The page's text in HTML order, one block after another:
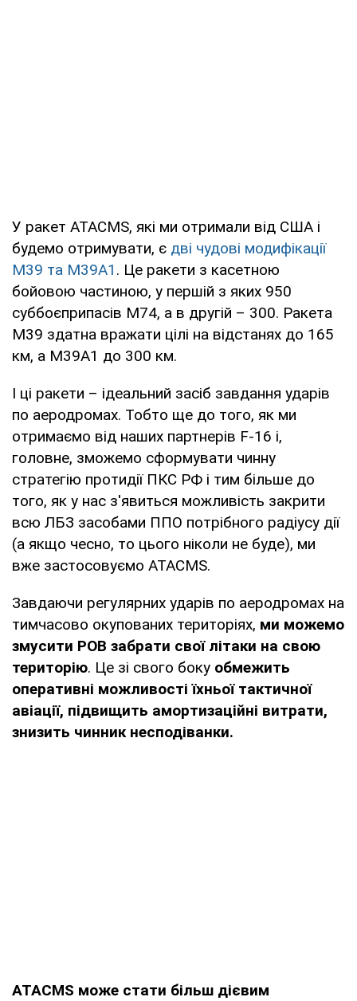
У ракет ATACMS, які ми отримали від США і
будемо отримувати, є дві чудові модифікації
М39 та М39А1 . Це ракети з касетною
бойовою частиною, у першій з яких 950
суббоєприпасів М74, а в другій – 300. Ракета
М39 здатна вражати цілі на відстанях до 165
км, а М39А1 до 300 км.
І ці ракети – ідеальний засіб завдання ударів
по аеродромах. Тобто ще до того, як ми
отримаємо від наших партнерів F-16 і,
головне, зможемо сформувати чинну
стратегію протидії ПКС РФ і тим більше до
того, як у нас з'явиться можливість закрити
всю ЛБЗ засобами ППО потрібного радіусу дії
(а якщо чесно, то цього ніколи не буде), ми
вже застосовуємо ATACMS.
Завдаючи регулярних ударів по аеродромах на
тимчасово окупованих територіях, ми можемо
змусити РОВ забрати свої літаки на свою
територію. Це зі свого боку обмежить
оперативні можливості їхньої тактичної
авіації, підвищить амортизаційні витрати,
знизить чинник несподіванки.
ATACMS може стати більш дієвим